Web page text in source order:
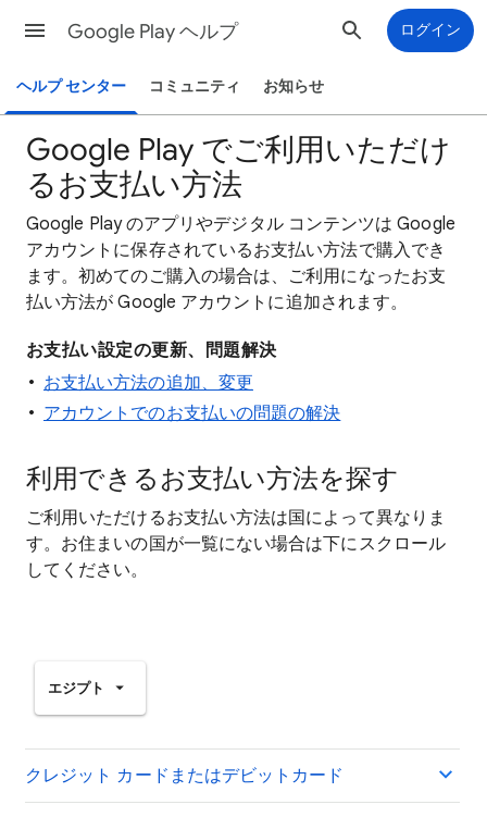
Google Play ヘルプ ログイン
ヘルプ センター コミュニティ お知らせ
Google Play でご利用いただけ
るお支払い方法
Google Play のアプリやデジタル コンテンツは Google
アカウントに保存されているお支払い方法で購入でき
ます。初めてのご購入の場合は、ご利用になったお支
払い方法が Google アカウントに追加されます。
お支払い設定の更新、問題解決
お支払い方法の追加、変更
アカウントでのお支払いの問題の解決
利用できるお支払い方法を探す
ご利用いただけるお支払い方法は国によって異なりま
す。お住まいの国が一覧にない場合は下にスクロール
してください。
エジプト
クレジット カードまたはデビットカード